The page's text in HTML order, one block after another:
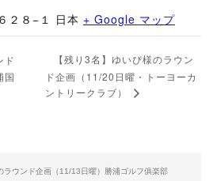
２８−１
日本 + Google マップ
ド
国
【残り3名】ゆいぴ様のラウン
ド企画（11/20日曜・トーヨーカ
ントリークラブ）
ラウンド企画（11/13日曜）勝浦ゴルフ俱楽部